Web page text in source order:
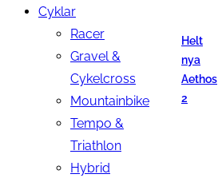
Cyklar
Racer
Gravel &
Cykelcross
Mountainbike
Tempo &
Triathlon
Hybrid
Helt
nya
Aethos
2